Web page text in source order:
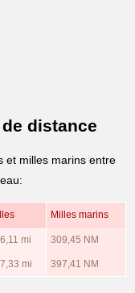
distance
et milles marins entre
Milles marins
mi 309,45 NM
mi 397,41 NM